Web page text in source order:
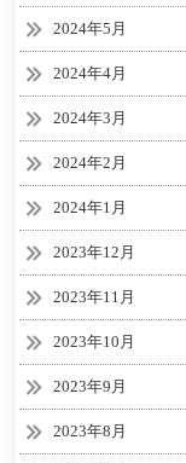
2024年5月
2024年4月
2024年3月
2024年2月
2024年1月
2023年12月
2023年11月
2023年10月
2023年9月
2023年8月